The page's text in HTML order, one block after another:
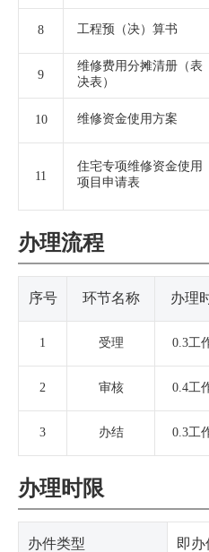
8 工程预（决）算书
9
维修费用分摊清册（表
决表）
10 维修资金使用方案
11
住宅专项维修资金使用
项目申请表
办理流程
序号 环节名称 办理
1 受理 0.3工
2 审核 0.4工
3 办结 0.3工
办理时限
办件类型 即办